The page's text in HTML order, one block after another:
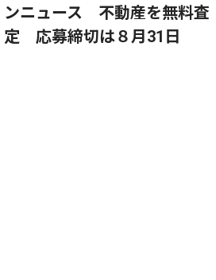
ンニュース 不動産を無料査
定 応募締切は８月31日